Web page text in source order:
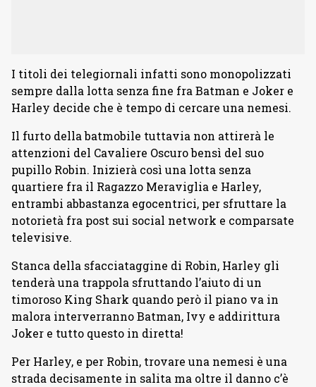
I titoli dei telegiornali infatti sono monopolizzati
sempre dalla lotta senza fine fra Batman e Joker e
Harley decide che è tempo di cercare una nemesi.
Il furto della batmobile tuttavia non attirerà le
attenzioni del Cavaliere Oscuro bensì del suo
pupillo Robin. Inizierà così una lotta senza
quartiere fra il Ragazzo Meraviglia e Harley,
entrambi abbastanza egocentrici, per sfruttare la
notorietà fra post sui social network e comparsate
televisive.
Stanca della sfacciataggine di Robin, Harley gli
tenderà una trappola sfruttando l’aiuto di un
timoroso King Shark quando però il piano va in
malora interverranno Batman, Ivy e addirittura
Joker e tutto questo in diretta!
Per Harley, e per Robin, trovare una nemesi è una
strada decisamente in salita ma oltre il danno c’è